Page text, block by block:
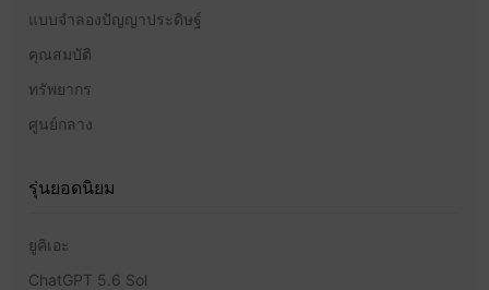
แบบจำลองปัญญาประดิษฐ์
คุณสมบัติ
ทรัพยากร
ศูนย์กลาง
รุ่นยอดนิยม
ยูคิเอะ
ChatGPT 5.6 Sol